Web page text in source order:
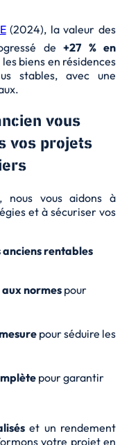
(2024), la valeur des
de+27 % en
biens en résidences
stables, avec une
vous
vos projets
, nous vous aidons à
et à sécuriser vos
anciens rentables
normes pour
pour séduire les
pour garantir
et un rendement
votre projet en